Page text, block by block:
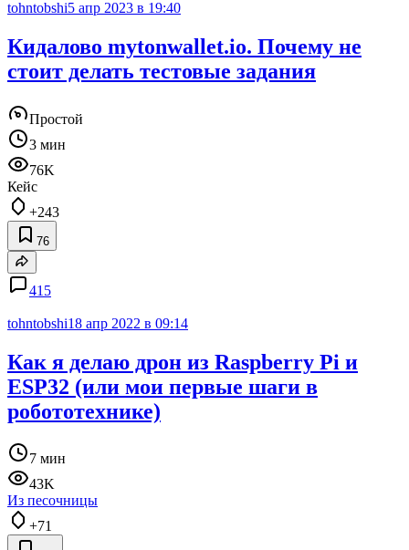
tohntobshi5 апр 2023 в 19:40
Кидалово mytonwallet.io. Почему не
стоит делать тестовые задания
Простой
3 мин
76K
Кейс
+243
76
415
tohntobshi18 апр 2022 в 09:14
Как я делаю дрон из Raspberry Pi и
ESP32 (или мои первые шаги в
робототехнике)
7 мин
43K
Из песочницы
+71